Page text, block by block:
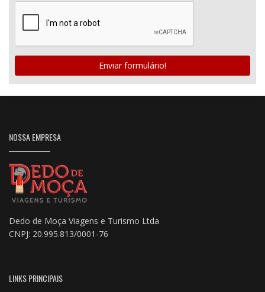
Enviar formulário!
NOSSA EMPRESA
Dedo de Moça Viagens e Turismo Ltda
CNPJ: 20.995.813/0001-76
LINKS PRINCIPAIS